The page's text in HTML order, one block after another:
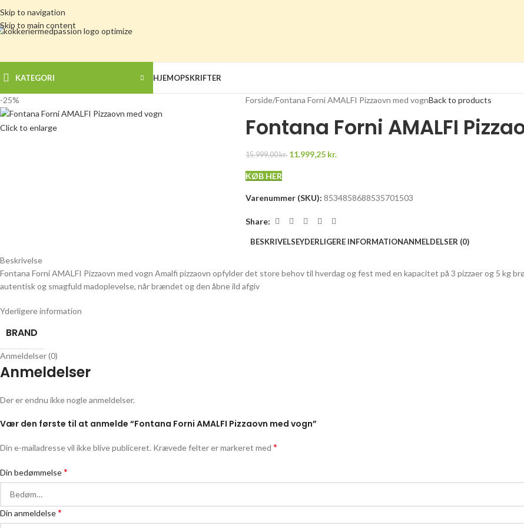
Skip to navigation
Skip to main content
KATEGORI HJEMOPSKRIFTER
-25%
Click to enlarge
Forside Fontana Forni AMALFI Pizzaovn med vognBack to products
Fontana Forni AMALFI
15.999,00kr. 11.999,25 kr.
KØB HER
Varenummer (SKU):8534858688535701503
Share:
BESKRIVELSEYDERLIGERE INFORMATIONANMELDELSER (0)
Beskrivelse
Fontana Forni AMALFI Pizzaovn med vogn Amalfi pizzaovn opfylder det store behov til hverdag og fest med en kapacitet på 3 pizzaer og 5 kg
autentisk og smagfuld madoplevelse, når brændet og den åbne ild afgiv
Yderligere information
BRAND
Anmeldelser (0)
Anmeldelser
Der er endnu ikke nogle anmeldelser.
Vær den første til at anmelde “Fontana Forni AMALFI Pizzaovn med vogn”
Din e-mailadresse vil ikke blive publiceret. Krævede felter er markeret med *
Din bedømmelse*
Din anmeldelse*